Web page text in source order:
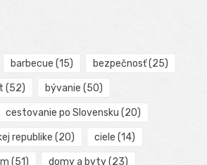
barbecue (15) bezpečnosť(25)
(52) bývanie (50)
cestovanie po Slovensku (20)
republike (20) ciele (14)
(51) domy a byty(23)